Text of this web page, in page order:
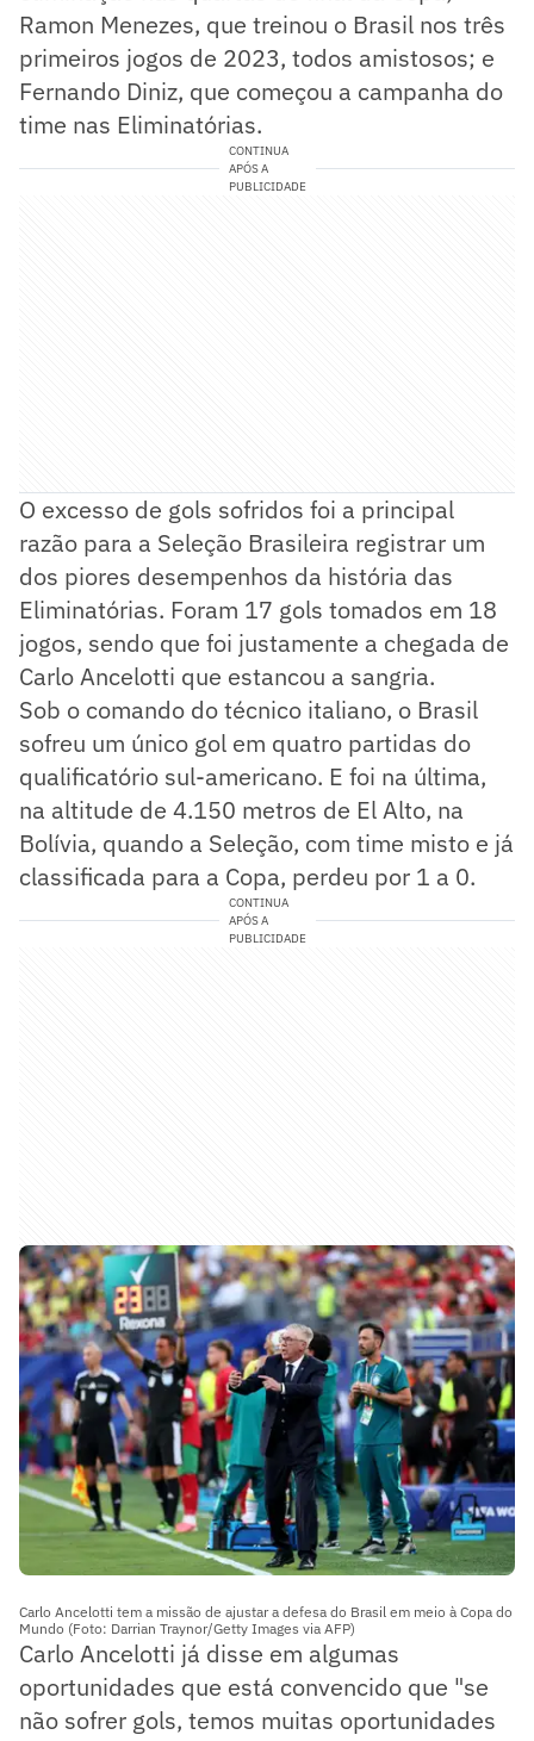
Ramon Menezes, que treinou o Brasil nos três
primeiros jogos de 2023, todos amistosos; e
Fernando Diniz, que começou a campanha do
time nas Eliminatórias.
CONTINUA
APÓS A
PUBLICIDADE
O excesso de gols sofridos foi a principal
razão para a Seleção Brasileira registrar um
dos piores desempenhos da história das
Eliminatórias. Foram 17 gols tomados em 18
jogos, sendo que foi justamente a chegada de
Carlo Ancelotti que estancou a sangria.
Sob o comando do técnico italiano, o Brasil
sofreu um único gol em quatro partidas do
qualificatório sul-americano. E foi na última,
na altitude de 4.150 metros de El Alto, na
Bolívia, quando a Seleção, com time misto e já
classificada para a Copa, perdeu por 1 a 0.
CONTINUA
APÓS A
PUBLICIDADE
Carlo Ancelotti tem a missão de ajustar a defesa do Brasil em meio à Copa do
Mundo (Foto: Darrian Traynor/Getty Images via AFP)
Carlo Ancelotti já disse em algumas
oportunidades que está convencido que "se
não sofrer gols, temos muitas oportunidades